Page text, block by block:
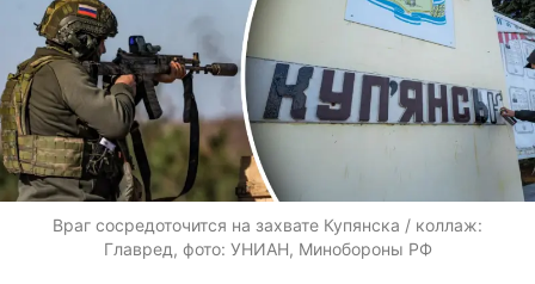
Враг сосредоточится на захвате Купянска / коллаж:
Главред, фото: УНИАН, Минобороны РФ